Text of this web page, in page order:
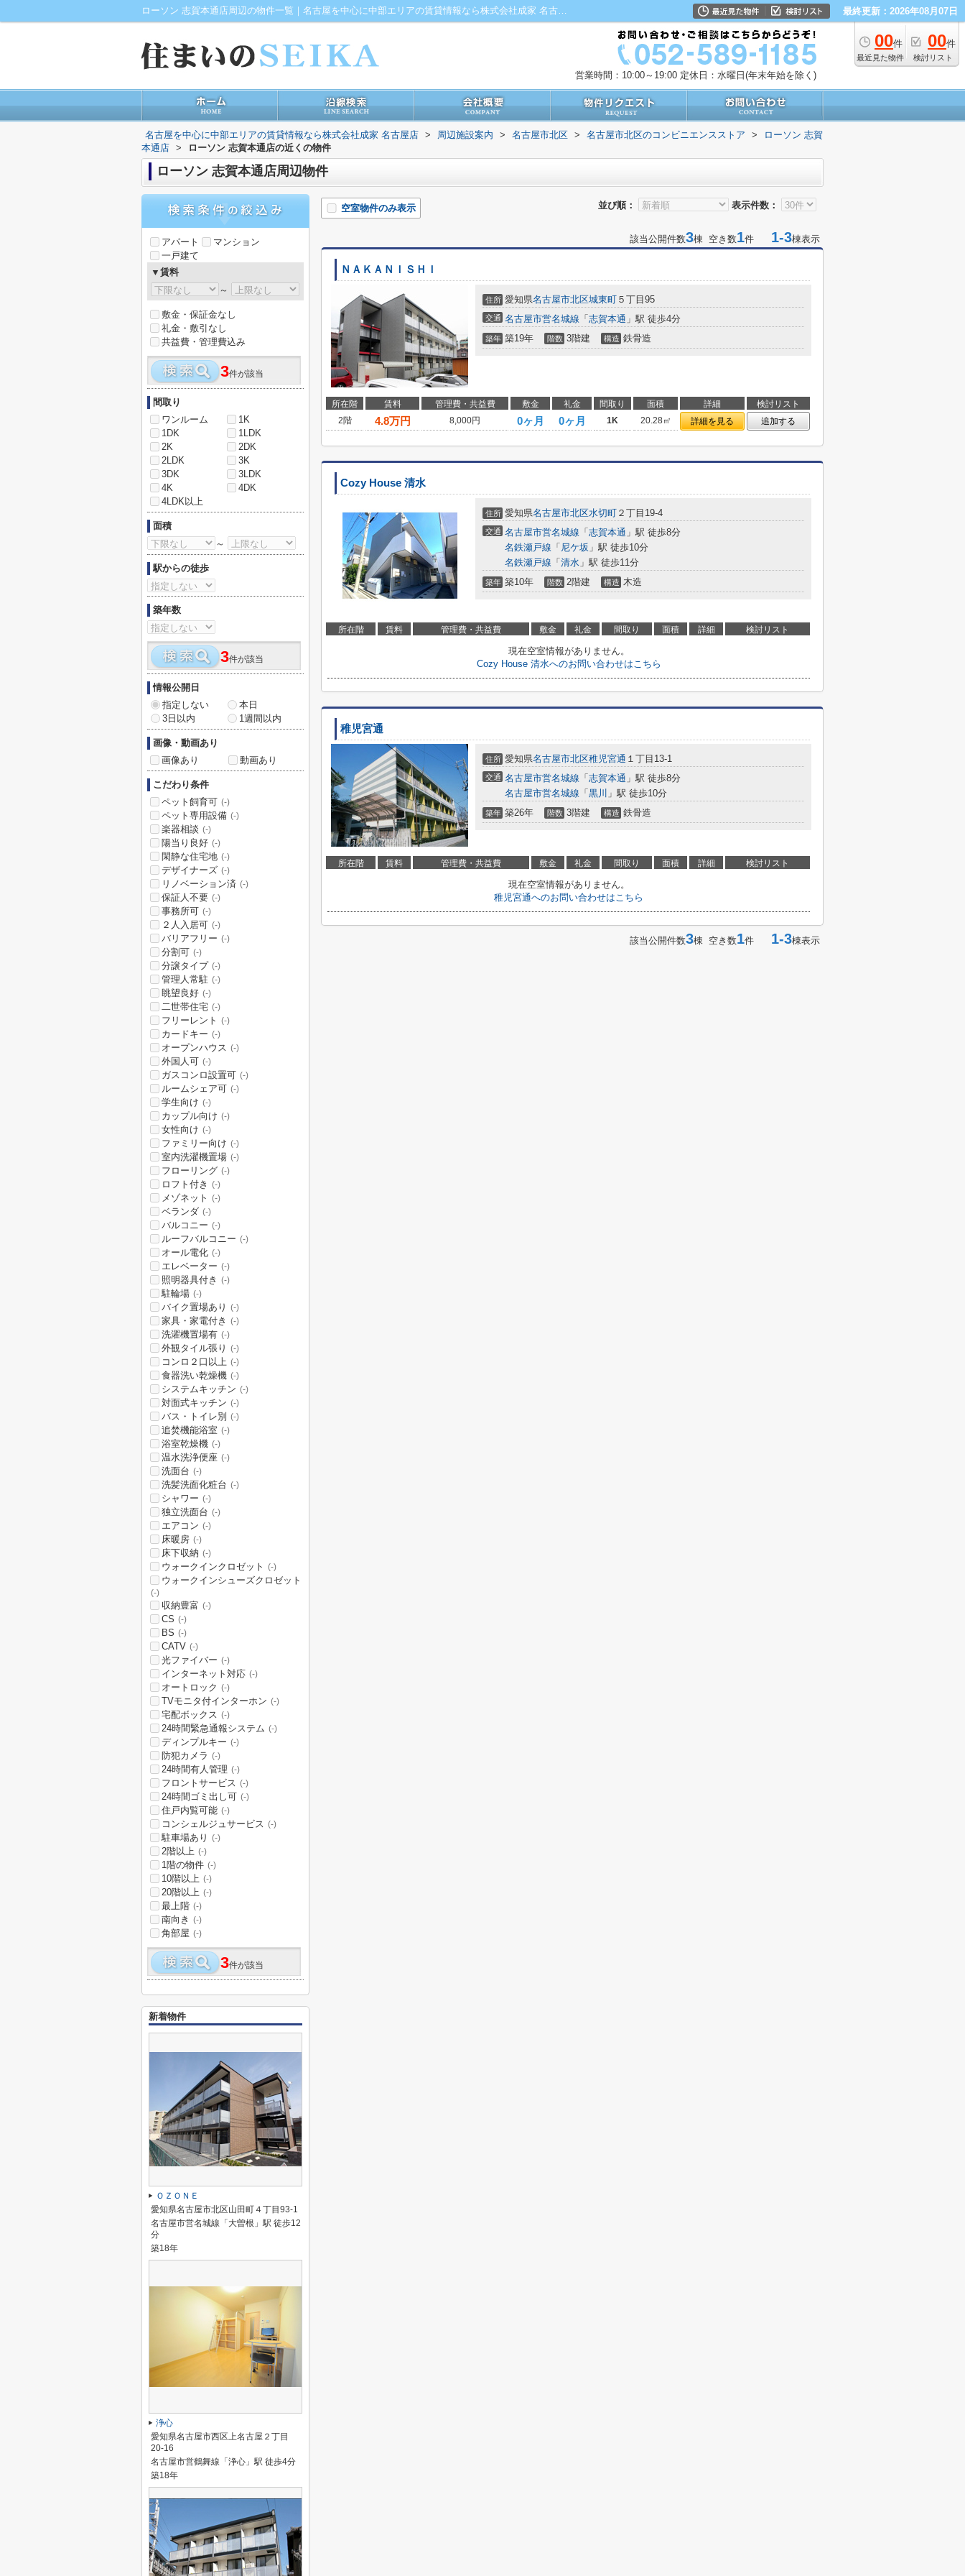
ローソン 志賀本通店周辺の物件一覧｜名古屋を中心に中部エリアの賃貸情報なら株式会社成家 名古屋店 最終更新：2026年08月07日
00件
最近見た物件
00件
検討リスト
営業時間：10:00～19:00 定休日：水曜日(年末年始を除く)
名古屋を中心に中部エリアの賃貸情報なら株式会社成家 名古屋店 > 周辺施設案内 > 名古屋市北区 > 名古屋市北区のコンビニエンスストア >
ローソン 志賀
本通店 > ローソン 志賀本通店の近くの物件
ローソン 志賀本通店周辺物件
並び順： 表示件数：
空室物件のみ表示
該当公開件数3棟 空き数1件 1-3棟表示
ＮＡＫＡＮＩＳＨＩ
住所 愛知県名古屋市北区城東町 ５丁目95
交通 名古屋市営名城線 「 志賀本通 」駅 徒歩4分
築年 築19年 階数 3階建 構造 鉄骨造
所在階 賃料 管理費・共益費 敷金 礼金 間取り 面積 詳細
検討リスト
2階
4.8万円 8,000円 0ヶ月 0ヶ月 1K 20.28㎡ 詳細を見る 追加する
Cozy House 清水
住所 愛知県名古屋市北区水切町 ２丁目19-4
交通 名古屋市営名城線 「 志賀本通 」駅 徒歩8分
名鉄瀬戸線 「 尼ケ坂 」駅 徒歩10分
名鉄瀬戸線 「 清水 」駅 徒歩11分
築年 築10年 階数 2階建 構造 木造
所在階 賃料 管理費・共益費 敷金 礼金 間取り 面積 詳細 検討リスト
現在空室情報がありません。
Cozy House 清水へのお問い合わせはこちら
稚児宮通
住所 愛知県名古屋市北区稚児宮通 １丁目13-1
交通 名古屋市営名城線 「 志賀本通 」駅 徒歩8分
名古屋市営名城線 「 黒川 」駅 徒歩10分
築年 築26年 階数 3階建 構造 鉄骨造
所在階 賃料 管理費・共益費 敷金 礼金 間取り 面積 詳細 検討リスト
現在空室情報がありません。
稚児宮通へのお問い合わせはこちら
該当公開件数3棟 空き数1件 1-3棟表示
アパート
マンション
一戸建て
▼賃料
～
敷金・保証金なし
礼金・敷引なし
共益費・管理費込み
3件が該当
間取り
ワンルーム
1K
1DK
1LDK
2K
2DK
2LDK
3K
3DK
3LDK
4K
4DK
4LDK以上
面積
～
駅からの徒歩
築年数
3件が該当
情報公開日
指定しない
本日
3日以内
1週間以内
画像・動画あり
画像あり
動画あり
こだわり条件
ペット飼育可 (-)
ペット専用設備 (-)
楽器相談 (-)
陽当り良好 (-)
閑静な住宅地 (-)
デザイナーズ (-)
リノベーション済 (-)
保証人不要 (-)
事務所可 (-)
２人入居可 (-)
バリアフリー (-)
分割可 (-)
分譲タイプ (-)
管理人常駐 (-)
眺望良好 (-)
二世帯住宅 (-)
フリーレント (-)
カードキー (-)
オープンハウス (-)
外国人可 (-)
ガスコンロ設置可 (-)
ルームシェア可 (-)
学生向け (-)
カップル向け (-)
女性向け (-)
ファミリー向け (-)
室内洗濯機置場 (-)
フローリング (-)
ロフト付き (-)
メゾネット (-)
ベランダ (-)
バルコニー (-)
ルーフバルコニー (-)
オール電化 (-)
エレベーター (-)
照明器具付き (-)
駐輪場 (-)
バイク置場あり (-)
家具・家電付き (-)
洗濯機置場有 (-)
外観タイル張り (-)
コンロ２口以上 (-)
食器洗い乾燥機 (-)
システムキッチン (-)
対面式キッチン (-)
バス・トイレ別 (-)
追焚機能浴室 (-)
浴室乾燥機 (-)
温水洗浄便座 (-)
洗面台 (-)
洗髪洗面化粧台 (-)
シャワー (-)
独立洗面台 (-)
エアコン (-)
床暖房 (-)
床下収納 (-)
ウォークインクロゼット (-)
ウォークインシューズクロゼット
(-)
収納豊富 (-)
CS (-)
BS (-)
CATV (-)
光ファイバー (-)
インターネット対応 (-)
オートロック (-)
TVモニタ付インターホン (-)
宅配ボックス (-)
24時間緊急通報システム (-)
ディンプルキー (-)
防犯カメラ (-)
24時間有人管理 (-)
フロントサービス (-)
24時間ゴミ出し可 (-)
住戸内覧可能 (-)
コンシェルジュサービス (-)
駐車場あり (-)
2階以上 (-)
1階の物件 (-)
10階以上 (-)
20階以上 (-)
最上階 (-)
南向き (-)
角部屋 (-)
3件が該当
新着物件
ＯＺＯＮＥ
愛知県名古屋市北区山田町４丁目93-1
名古屋市営名城線「大曽根」駅 徒歩12
分
築18年
浄心
愛知県名古屋市西区上名古屋２丁目
20-16
名古屋市営鶴舞線「浄心」駅 徒歩4分
築18年